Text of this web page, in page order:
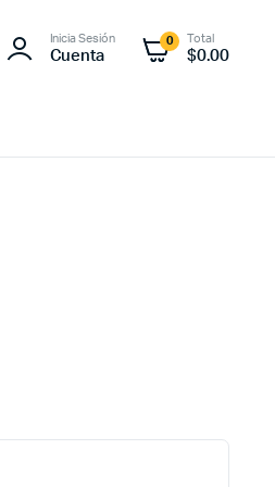
Inicia Sesión
Cuenta
0 Total
$0.00